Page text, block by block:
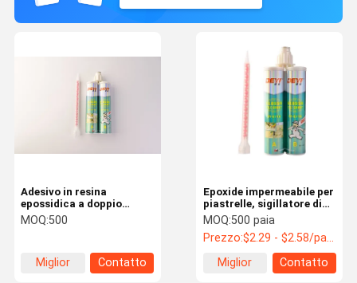
Epoxide impermeabile per
piastrelle, sigillatore di
colata, doppi
componenti, adesivi per
la riparazione del bagno
MOQ:500 paia
Prezzo:$2.29 - $2.58/pairs
Miglior
Contatto
Adesivo in resina
epossidica a doppio
componente perfetto per
riempire le lacune delle
soluzioni di sigillamento
del coagulo delle
piastrelle per pavimenti
MOQ:500
Miglior
Contatto